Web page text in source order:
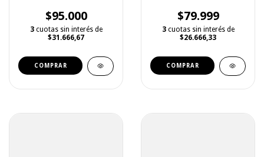
$95.000
3 cuotas sin interés de
$31.666,67
COMPRAR
$79.999
3 cuotas sin interés de
$26.666,33
COMPRAR